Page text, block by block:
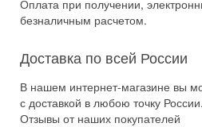
Оплата при получении,
безналичным расчетом.
Доставка по всей России
В нашем интернет-магазине вы
с доставкой в любою точку России.
Отзывы от наших покупателей